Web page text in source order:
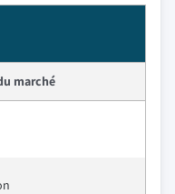
marché